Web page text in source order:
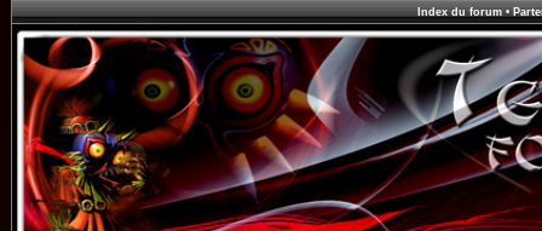
Index du forum•